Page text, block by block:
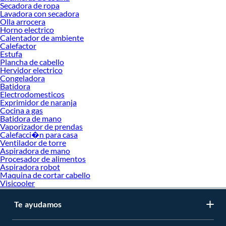
Ventilador
Aire acondicionado
Aire acondicionado portatil
Deshumedecedor
Cocinas
Freidora de aire
Cafetera
Lavadora
Microondas
Frigobar
Aspiradora
Dispensador de agua
Campana de cocina
Cocina electrica
Cocina empotrable
Secadora de ropa
Lavaseca
Olla arrocera
Horno electrico
Estufa electrica
Estufa
Secadora de ropa
Lavadora con secadora
Olla arrocera
Horno electrico
Calentador de ambiente
Calefactor
Estufa
Plancha de cabello
Hervidor electrico
Congeladora
Batidora
Electrodomesticos
Exprimidor de naranja
Cocina a gas
Batidora de mano
Vaporizador de prendas
Calefacci�n para casa
Ventilador de torre
Aspiradora de mano
Procesador de alimentos
Aspiradora robot
Maquina de cortar cabello
Visicooler
Te ayudamos